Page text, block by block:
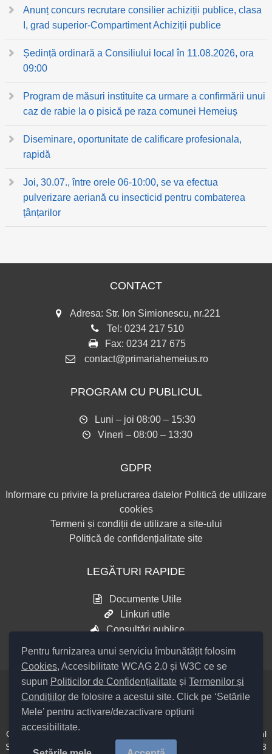
Pentru furnizarea unui serviciu îmbunătățit folosim
Cookies, Accesibilitate WCAG 2.0 și W3C ce se
supun Politicilor de Confidențialitate și Termenilor și
Condițiilor de folosire a acestui site. Click pe ‘Setările
Mele’ pentru activare/dezactivare opțiuni
accesibilitate.
Anunț concurs recrutare consilier achiziții publice, clasa
I, grad superior-Compartiment Achiziții publice
Ședință ordinară a Consiliului local în 11.08.2026, ora
09:00
Program de măsuri instituite ca urmare a confirmării unui
caz de rabie la o pisică pe raza comunei Hemeiuș
Diseminare, oportunitate de calificare profesionala,
rapidă
Joi, 30.07., între orele 06-10:00, se va efectua
pulverizare aeriană cu insecticid pentru combaterea
țânțarilor
CONTACT
Adresa: Str. Ion Simionescu, nr.221
Tel: 0234 217 510
Fax: 0234 217 675
contact@primariahemeius.ro
PROGRAM CU PUBLICUL
Luni – joi 08:00 – 15:30
Vineri – 08:00 – 13:30
GDPR
Informare cu privire la prelucrarea datelor Politică de utilizare
cookies
Termeni și condiții de utilizare a site-ului
Politică de confidențialitate site
LEGĂTURI RAPIDE
Documente Utile
Linkuri utile
Consultări publice
Setări Cookies și Accesibilitate
Cod Județ 4 / Județul Bacău / Tipul UAT – 14 – C – Comună / Codul
SIRUTA al Unității Administrativ Teritoriale COMUNA Hemeiuș 20313